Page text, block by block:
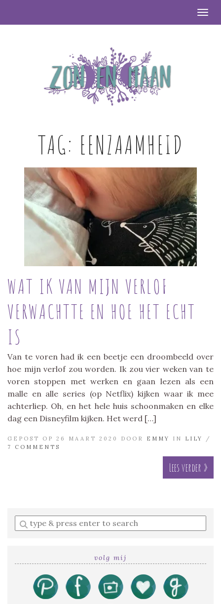
TAG: EENZAAMHEID
WAT IK VAN MIJN VERLOF
VERWACHTTE EN HOE HET ECHT
IS
Van te voren had ik een beetje een droombeeld over
hoe mijn verlof zou worden. Ik zou vier weken van te
voren stoppen met werken en gaan lezen als een
malle en alle series (op Netflix) kijken waar ik mee
achterliep. Oh, en het hele huis schoonmaken en elke
dag een Disneyfilm kijken. Het werd […]
GEPOST OP 26 MAART 2020 DOOR EMMY IN LILY
/
7 COMMENTS
Lees verder »
Enter
a
volg mij